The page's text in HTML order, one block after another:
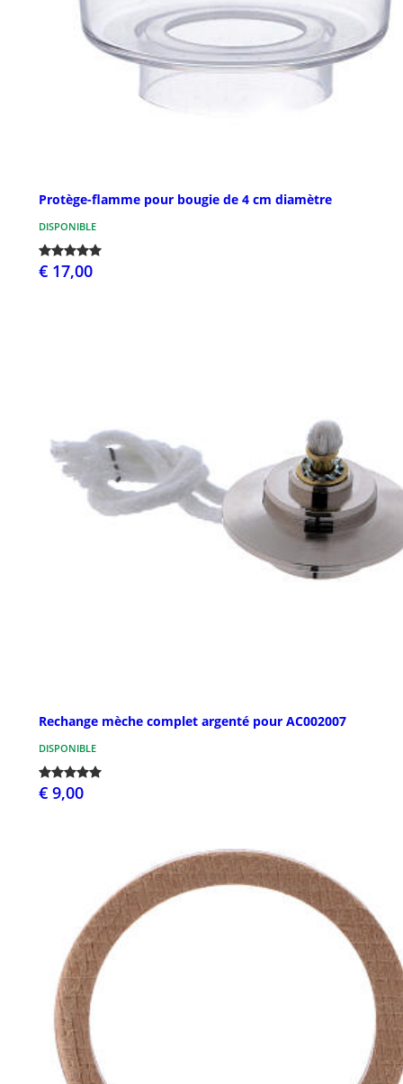
Protège-flamme pour bougie de 4 cm diamètre
DISPONIBLE
€ 17,00
Rechange mèche complet argenté pour AC002007
DISPONIBLE
€ 9,00